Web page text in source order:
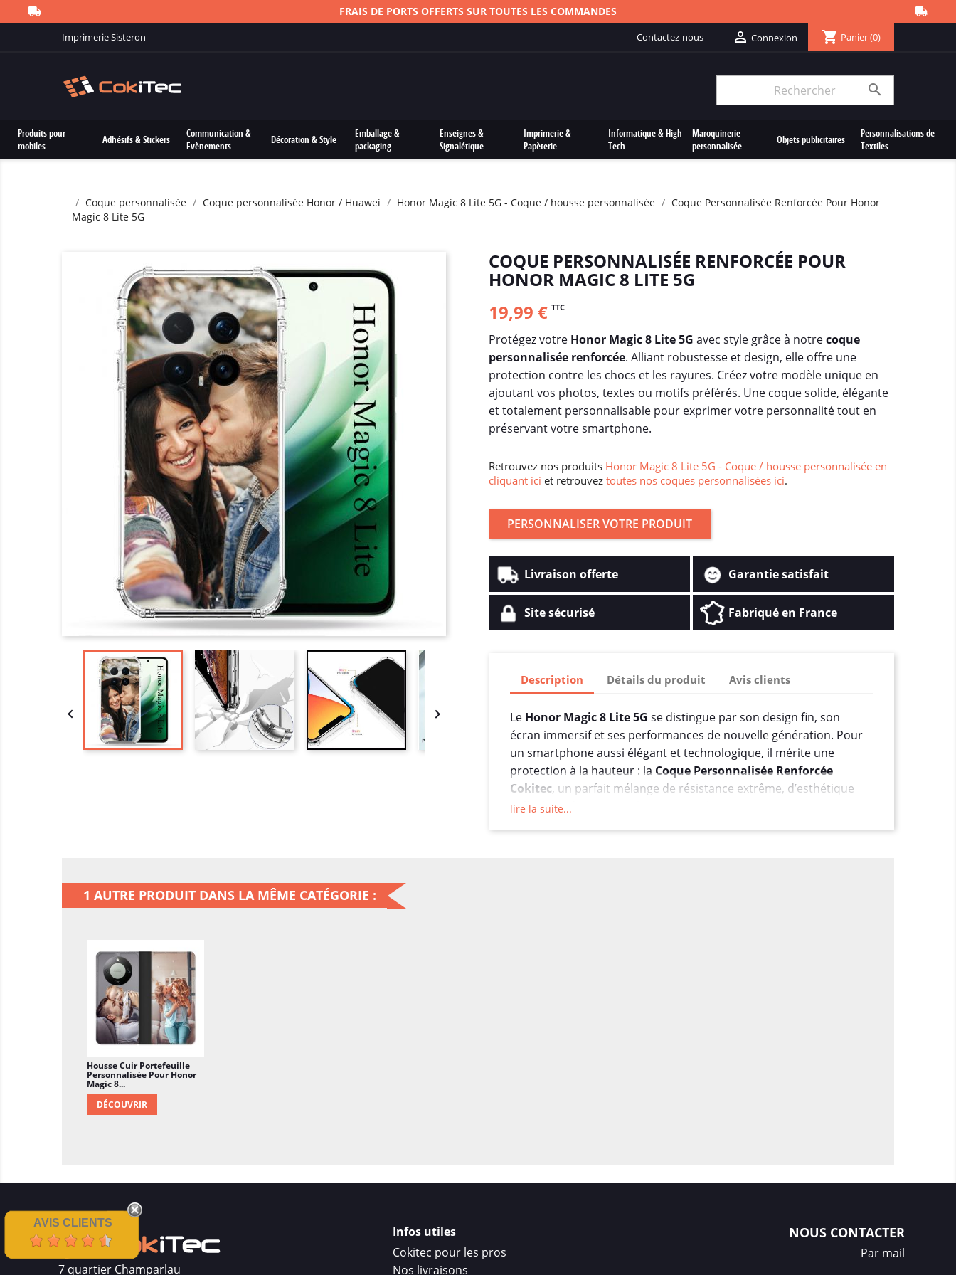
FRAIS DE PORTS OFFERTS SUR TOUTES LES COMMANDES
Imprimerie Sisteron Contactez-nous  Connexion shopping_cart Panier(0)

Produits pour
mobiles
Adhésifs & Stickers
Communication &
Evènements
Décoration & Style
Emballage &
packaging
Enseignes &
Signalétique
Imprimerie &
Papèterie
Informatique & High-
Tech
Maroquinerie
personnalisée
Objets publicitaires
Personnalisations de
Textiles
Coque personnalisée Coque personnalisée Honor / Huawei Honor Magic 8 Lite 5G - Coque / housse personnalisée
Coque Personnalisée Renforcée Pour Honor
Magic 8 Lite 5G
 
COQUE PERSONNALISÉE RENFORCÉE POUR
HONOR MAGIC 8 LITE 5G
19,99 € TTC
Protégez votre Honor Magic 8 Lite 5G avec style grâce à notrecoque
personnalisée renforcée. Alliant robustesse et design, elle offre une
protection contre les chocs et les rayures. Créez votre modèle unique en
ajoutant vos photos, textes ou motifs préférés. Une coque solide, élégante
et totalement personnalisable pour exprimer votre personnalité tout en
préservant votre smartphone.
Retrouvez nos produits Honor Magic 8 Lite 5G - Coque / housse personnalisée en
cliquant ici et retrouvez toutes nos coques personnalisées ici.
PERSONNALISER VOTRE PRODUIT
Livraison offerte Garantie satisfait
Site sécurisé Fabriqué en France
Description Détails du produit Avis clients
Le Honor Magic 8 Lite 5G se distingue par son design fin, son
écran immersif et ses performances de nouvelle génération. Pour
un smartphone aussi élégant et technologique, il mérite une
protection à la hauteur : la Coque Personnalisée Renforcée
Cokitec, un parfait mélange de résistance extrême, d’esthétique
raffinée et de personnalisation sans limites.
Chaque détail est étudié pour que votre coque protège
???? Personnalisation intégrale : exprimez votre univers
lire la suite...
1 AUTRE PRODUIT DANS LA MÊME CATÉGORIE :
Housse Cuir Portefeuille
Personnalisée Pour Honor
Magic 8...
DÉCOUVRIR
7 quartier Champarlau
Infos utiles
Cokitec pour les pros
Nos livraisons
NOUS CONTACTER
Par mail
AVIS CLIENTS